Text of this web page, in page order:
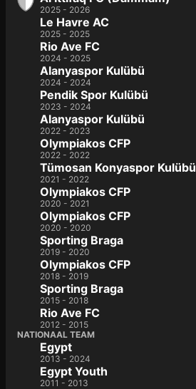
2025 - 2026
Le Havre AC
2025 - 2025
Rio Ave FC
2024 - 2025
Alanyaspor Kulübü
2024 - 2024
Pendik Spor Kulübü
2023 - 2024
Alanyaspor Kulübü
2022 - 2023
Olympiakos CFP
2022 - 2022
Tümosan Konyaspor Kulübü
2021 - 2022
Olympiakos CFP
2020 - 2021
Olympiakos CFP
2020 - 2020
Sporting Braga
2019 - 2020
Olympiakos CFP
2018 - 2019
Sporting Braga
2015 - 2018
Rio Ave FC
2012 - 2015
NATIONAAL TEAM
Egypt
2013 - 2024
Egypt Youth
2011 - 2013